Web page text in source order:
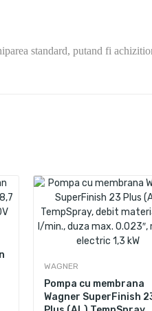
standard, putand fi
WAGNER
Pompa cu membrana
Wagner SuperFinish